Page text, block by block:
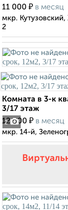
11 000 ₽ в месяц
мкр.
2
2
Комната в 3-к
3/17 этаж
12 000 ₽ в месяц
мкр. 14-й,